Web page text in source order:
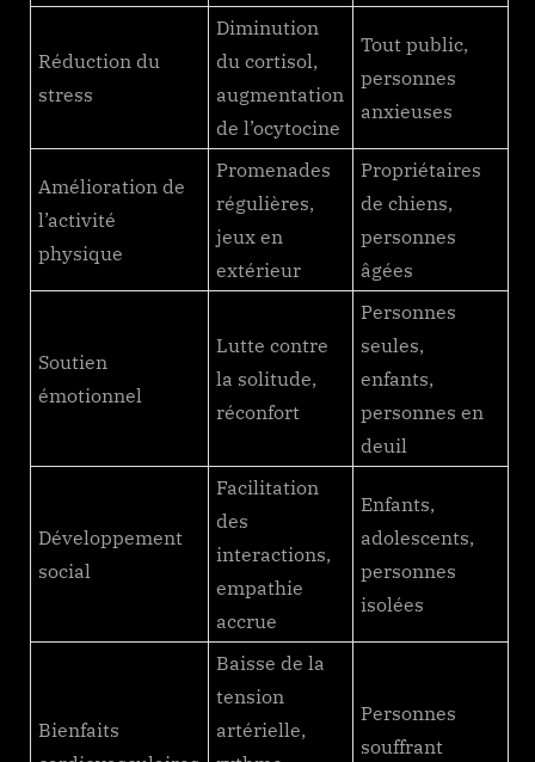
Réduction du
stress
Diminution
du cortisol,
augmentation
de l’ocytocine
Tout public,
personnes
anxieuses
Amélioration de
l’activité
physique
Promenades
régulières,
jeux en
extérieur
Propriétaires
de chiens,
personnes
âgées
Soutien
émotionnel
Lutte contre
la solitude,
réconfort
Personnes
seules,
enfants,
personnes en
deuil
Développement
social
Facilitation
des
interactions,
empathie
accrue
Enfants,
adolescents,
personnes
isolées
Bienfaits
Baisse de la
tension
artérielle,
Personnes
souffrant